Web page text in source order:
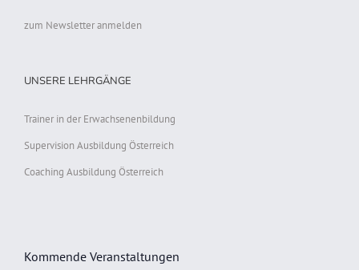
zum Newsletter anmelden
UNSERE LEHRGÄNGE
Trainer in der Erwachsenenbildung
Supervision Ausbildung Österreich
Coaching Ausbildung Österreich
Kommende Veranstaltungen